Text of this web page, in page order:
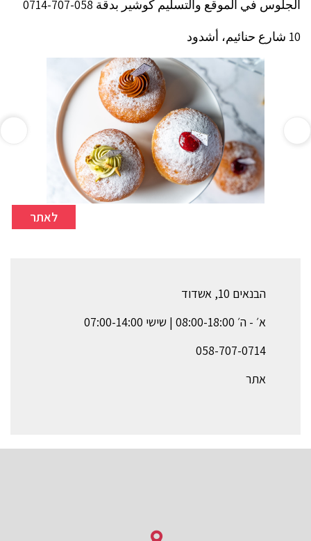
الجلوس في الموقع والتسليم كوشير بدقة 058-707-0714
10 شارع حنائيم، أشدود
לאתר
הבנאים 10, אשדוד
א׳ - ה׳ 08:00-18:00 | שישי 07:00-14:00
058-707-0714
אתר